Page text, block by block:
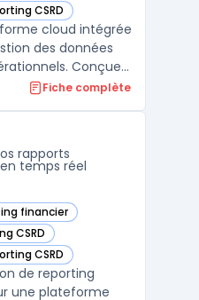
CSRD
catégorie
cloud intégrée
des données
Conçue
le suivi et
permet aux
aux normes
Fiche complète
rapports
temps réel
financier
catégorie
CSRD
catégorie
CSRD
catégorie
de reporting
une plateforme